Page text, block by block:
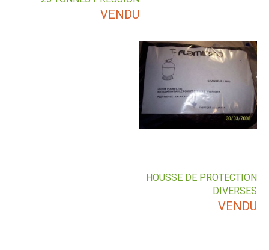
VENDU
HOUSSE DE PROTECTION
DIVERSES
VENDU